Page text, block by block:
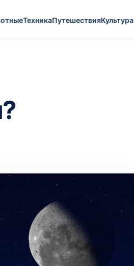
ТехникаПутешествияКультура